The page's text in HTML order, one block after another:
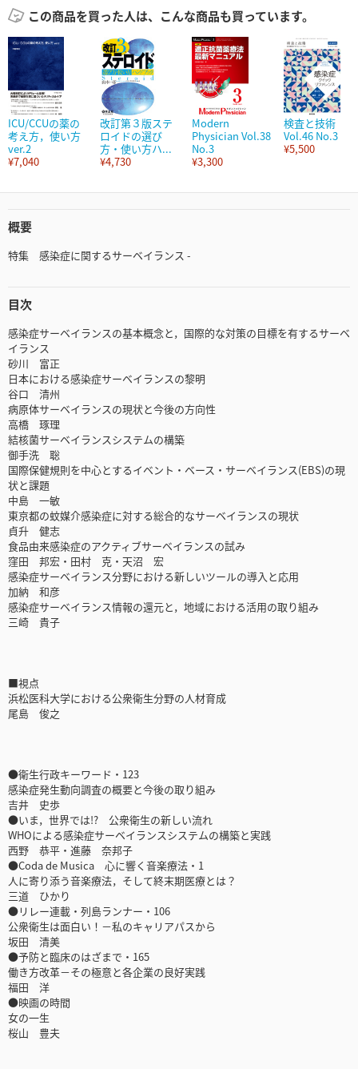
この商品を買った人は、こんな商品も買っています。
ICU/CCUの薬の
考え方，使い方
ver.2
¥7,040
改訂第３版ステ
ロイドの選び
方・使い方ハ...
¥4,730
Modern
Physician Vol.38
No.3
¥3,300
検査と技術
Vol.46 No.3
¥5,500
概要
特集 感染症に関するサーベイランス -
目次
感染症サーベイランスの基本概念と，国際的な対策の目標を有するサーベ
イランス
砂川 富正
日本における感染症サーベイランスの黎明
谷口 清州
病原体サーベイランスの現状と今後の方向性
高橋 琢理
結核菌サーベイランスシステムの構築
御手洗 聡
国際保健規則を中心とするイベント・ベース・サーベイランス(EBS)の現
状と課題
中島 一敏
東京都の蚊媒介感染症に対する総合的なサーベイランスの現状
貞升 健志
食品由来感染症のアクティブサーベイランスの試み
窪田 邦宏・田村 克・天沼 宏
感染症サーベイランス分野における新しいツールの導入と応用
加納 和彦
感染症サーベイランス情報の還元と，地域における活用の取り組み
三崎 貴子
■視点
浜松医科大学における公衆衛生分野の人材育成
尾島 俊之
●衛生行政キーワード・123
感染症発生動向調査の概要と今後の取り組み
吉井 史歩
●いま，世界では!? 公衆衛生の新しい流れ
WHOによる感染症サーベイランスシステムの構築と実践
西野 恭平・進藤 奈邦子
●Coda de Musica 心に響く音楽療法・1
人に寄り添う音楽療法，そして終末期医療とは？
三道 ひかり
●リレー連載・列島ランナー・106
公衆衛生は面白い！－私のキャリアパスから
坂田 清美
●予防と臨床のはざまで・165
働き方改革－その極意と各企業の良好実践
福田 洋
●映画の時間
女の一生
桜山 豊夫